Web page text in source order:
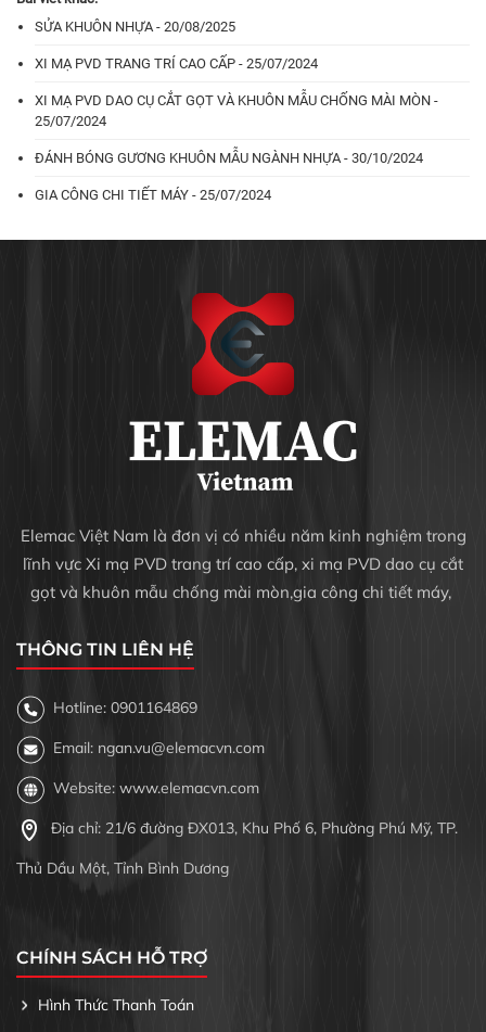
SỬA KHUÔN NHỰA - 20/08/2025
XI MẠ PVD TRANG TRÍ CAO CẤP - 25/07/2024
XI MẠ PVD DAO CỤ CẮT GỌT VÀ KHUÔN MẪU CHỐNG MÀI MÒN -
25/07/2024
ĐÁNH BÓNG GƯƠNG KHUÔN MẪU NGÀNH NHỰA - 30/10/2024
GIA CÔNG CHI TIẾT MÁY - 25/07/2024
Elemac Việt Nam là đơn vị có nhiều năm kinh nghiệm trong
lĩnh vực Xi mạ PVD trang trí cao cấp, xi mạ PVD dao cụ cắt
gọt và khuôn mẫu chống mài mòn,gia công chi tiết máy,
THÔNG TIN LIÊN HỆ
Hotline: 0901164869
Email: ngan.vu@elemacvn.com
Website: www.elemacvn.com
Địa chỉ: 21/6 đường ĐX013, Khu Phố 6, Phường Phú Mỹ, TP.
Thủ Dầu Một, Tỉnh Bình Dương
CHÍNH SÁCH HỖ TRỢ
Hình Thức Thanh Toán